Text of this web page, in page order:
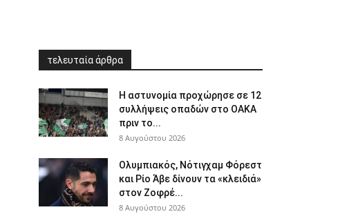
τελευταία άρθρα
Η αστυνομία προχώρησε σε 12
συλλήψεις οπαδών στο ΟΑΚΑ
πριν το...
8 Αυγούστου 2026
Ολυμπιακός, Νότιγχαμ Φόρεστ
και Ρίο Άβε δίνουν τα «κλειδιά»
στον Ζοφρέ...
8 Αυγούστου 2026